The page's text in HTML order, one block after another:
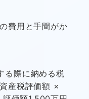
費用と手間がか
る際に納める税
産税評価額 ×